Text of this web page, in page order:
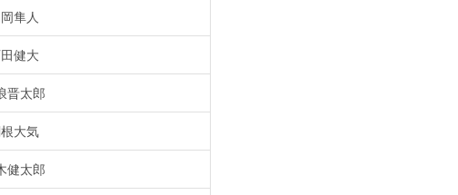
隼人
健大
晋太郎
大気
健太郎